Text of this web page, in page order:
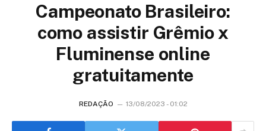
Campeonato Brasileiro:
como assistir Grêmio x
Fluminense online
gratuitamente
REDAÇÃO 13/08/2023 - 01:02